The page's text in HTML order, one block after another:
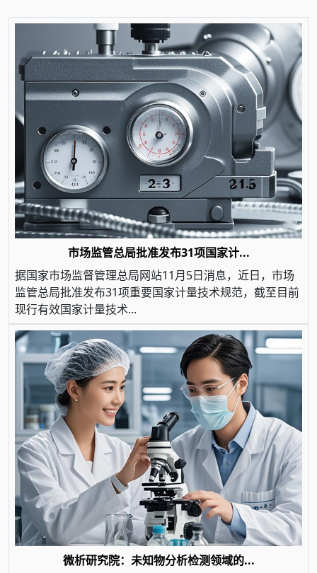
市场监管总局批准发布31项国家计...
据国家市场监督管理总局网站11月5日消息，近日，市场
监管总局批准发布31项重要国家计量技术规范，截至目前
现行有效国家计量技术...
微析研究院：未知物分析检测领域的...